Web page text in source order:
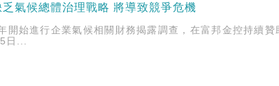
氣候總體治理戰略 將導致競爭危機
開始進行企業氣候相關財務揭露調查，在富邦金控持續
日...